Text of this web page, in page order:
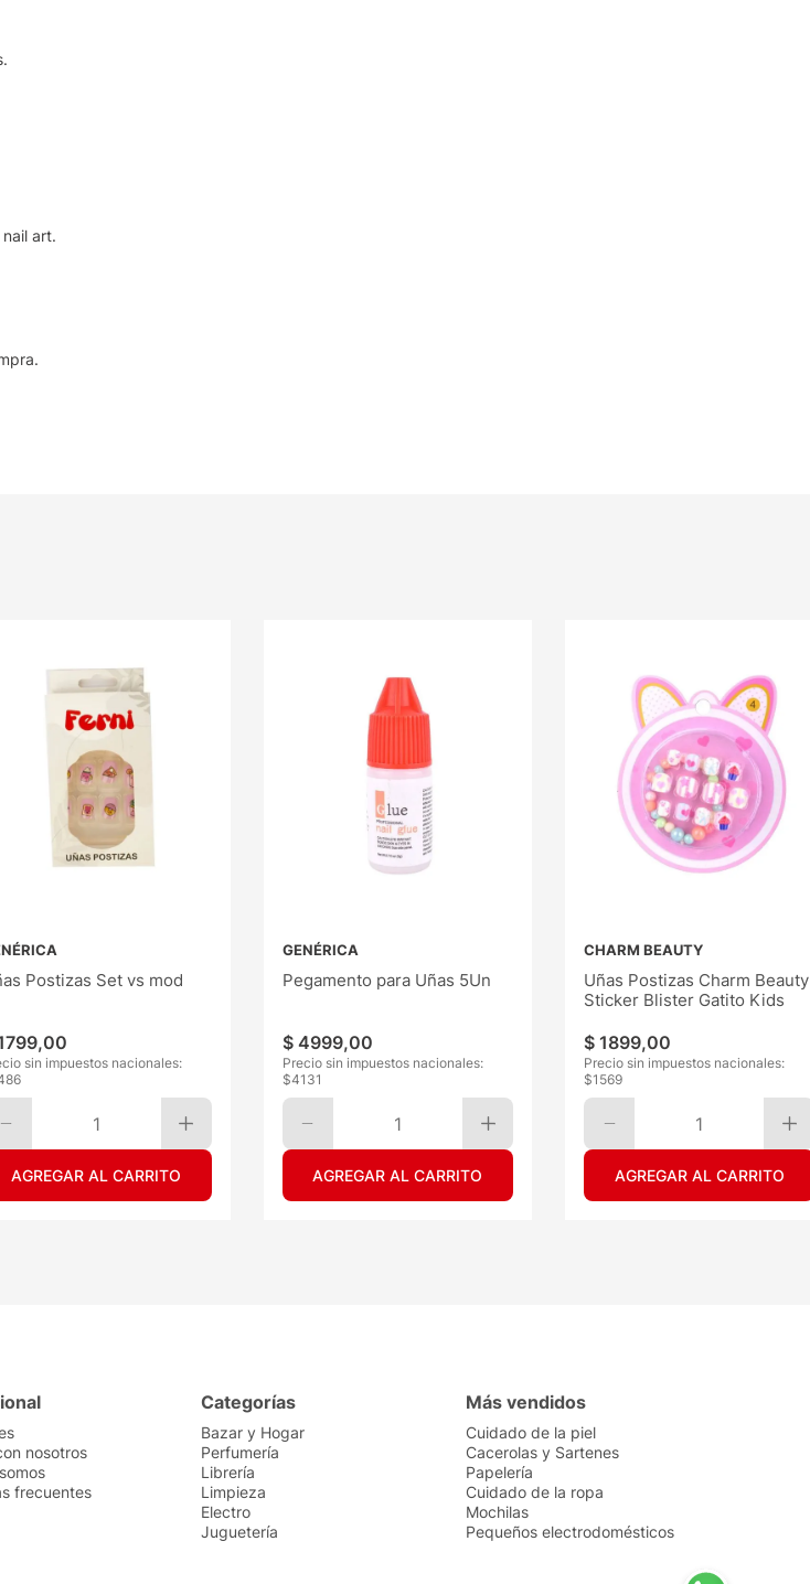
art.
Postizas Set vs mod
,00
sin impuestos nacionales:
1
AGREGAR AL CARRITO
GENÉRICA
Pegamento para Uñas 5Un
$ 4999,00
Precio sin impuestos nacionales:
$4131
1
AGREGAR AL CARRITO
CHARM BEAUTY
Uñas Postizas Charm Beauty
Sticker Blister Gatito Kids
$ 1899,00
Precio sin impuestos nacionales:
$1569
1
AGREGAR AL CARRITO
nosotros
frecuentes
Categorías
Bazar y Hogar
Perfumería
Librería
Limpieza
Electro
Juguetería
Más vendidos
Cuidado de la piel
Cacerolas y Sartenes
Papelería
Cuidado de la ropa
Mochilas
Pequeños electrodomésticos